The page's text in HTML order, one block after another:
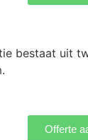
bestaat
Offerte